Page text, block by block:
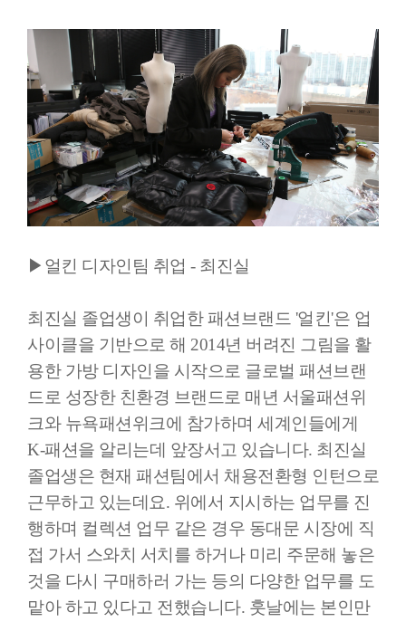
▶얼킨 디자인팀 취업 - 최진실
최진실 졸업생이 취업한 패션브랜드 '얼킨'은 업
사이클을 기반으로 해 2014년 버려진 그림을 활
용한 가방 디자인을 시작으로 글로벌 패션브랜
드로 성장한 친환경 브랜드로 매년 서울패션위
크와 뉴욕패션위크에 참가하며 세계인들에게
K-패션을 알리는데 앞장서고 있습니다. 최진실
졸업생은 현재 패션팀에서 채용전환형 인턴으로
근무하고 있는데요. 위에서 지시하는 업무를 진
행하며 컬렉션 업무 같은 경우 동대문 시장에 직
접 가서 스와치 서치를 하거나 미리 주문해 놓은
것을 다시 구매하러 가는 등의 다양한 업무를 도
맡아 하고 있다고 전했습니다. 훗날에는 본인만